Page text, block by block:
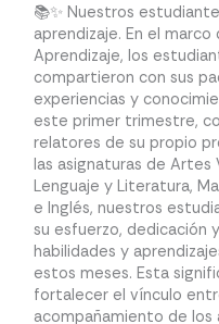
📚✨ Nuestros
aprendizaje. En el
Aprendizaje, los
compartieron con sus
experiencias y
este primer trimestre,
relatores de su propio
las asignaturas de Artes
Lenguaje y Literatura,
e Inglés, nuestros
su esfuerzo, dedicación
habilidades y
estos meses. Esta
fortalecer el vínculo
acompañamiento de